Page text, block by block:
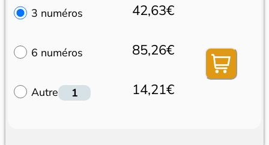
3 numéros 42,63€
6 numéros 85,26€
Autre 14,21€